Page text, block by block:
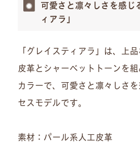
可愛さと凛々しさを感じ
ィアラ」
「グレイスティアラ」は、上
皮革とシャーベットトーンを
カラーで、可愛さと凛々しさ
セスモデルです。
素材：パール系人工皮革